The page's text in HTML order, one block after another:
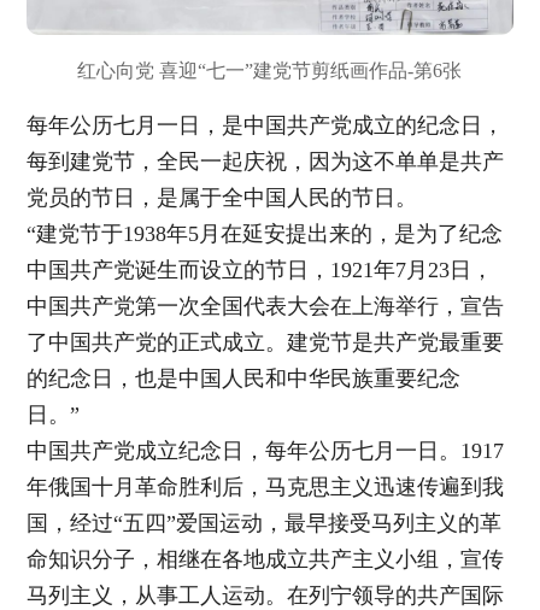
红心向党 喜迎“七一”建党节剪纸画作品-第6张
每年公历七月一日，是中国共产党成立的纪念日，
每到建党节，全民一起庆祝，因为这不单单是共产
党员的节日，是属于全中国人民的节日。
“建党节于1938年5月在延安提出来的，是为了纪念
中国共产党诞生而设立的节日，1921年7月23日，
中国共产党第一次全国代表大会在上海举行，宣告
了中国共产党的正式成立。建党节是共产党最重要
的纪念日，也是中国人民和中华民族重要纪念
日。”
中国共产党成立纪念日，每年公历七月一日。1917
年俄国十月革命胜利后，马克思主义迅速传遍到我
国，经过“五四”爱国运动，最早接受马列主义的革
命知识分子，相继在各地成立共产主义小组，宣传
马列主义，从事工人运动。在列宁领导的共产国际